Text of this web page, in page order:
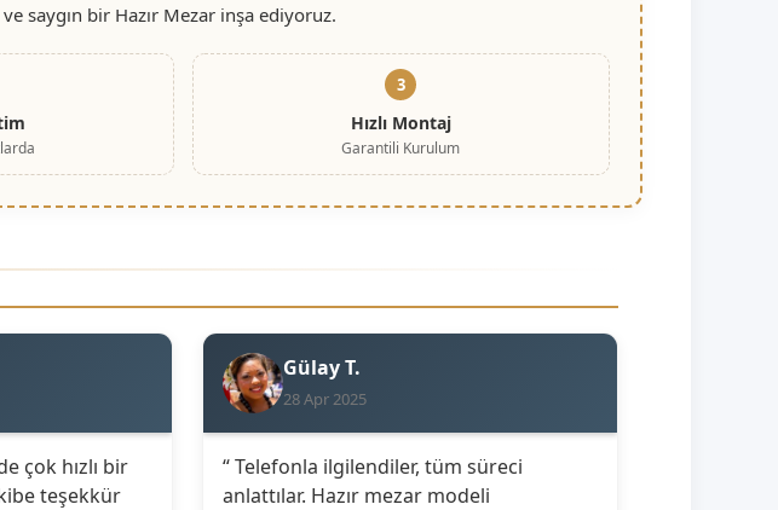
saygın bir Hazır Mezar inşa ediyoruz.
3
Hızlı Montaj
Garantili Kurulum
çok hızlı bir
teşekkür
Gülay T.
28 Apr 2025
“ Telefonla ilgilendiler, tüm süreci
anlattılar. Hazır mezar modeli